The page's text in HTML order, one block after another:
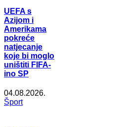
UEFA s
Azijom i
Amerikama
pokreće
natjecanje
koje bi moglo
uništiti FIFA-
ino SP
04.08.2026.
Šport